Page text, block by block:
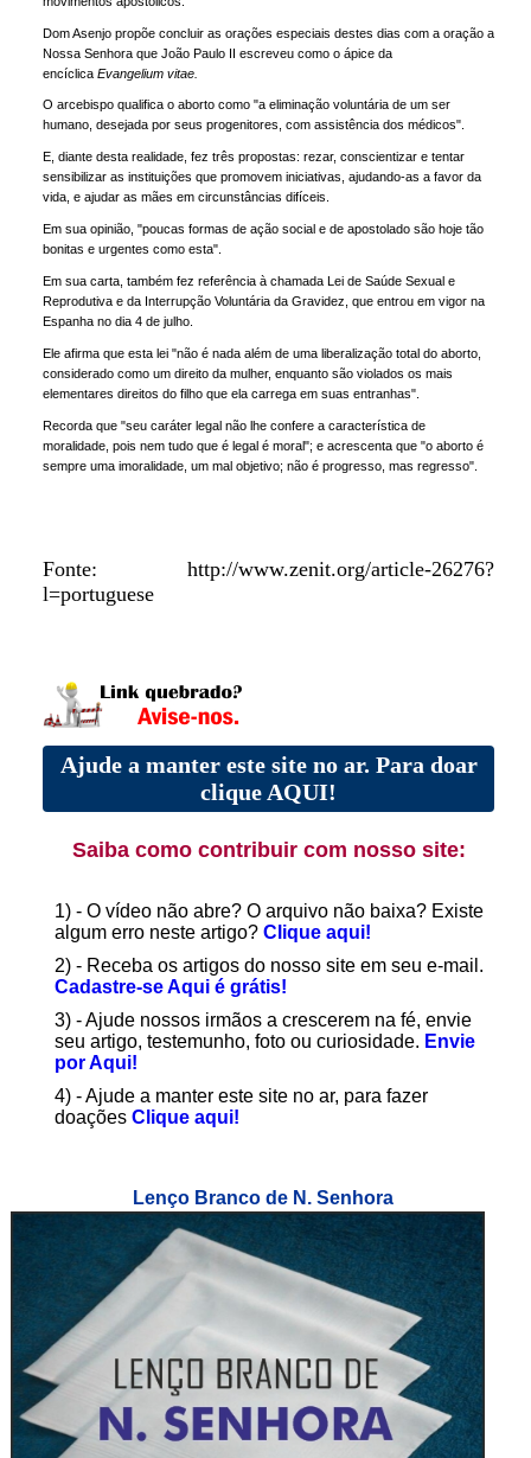
Dom Asenjo propõe concluir as orações especiais destes dias com a oração a
Nossa Senhora que João Paulo II escreveu como o ápice da
encíclica Evangelium vitae.
O arcebispo qualifica o aborto como "a eliminação voluntária de um ser
humano, desejada por seus progenitores, com assistência dos médicos".
E, diante desta realidade, fez três propostas: rezar, conscientizar e tentar
sensibilizar as instituições que promovem iniciativas, ajudando-as a favor da
vida, e ajudar as mães em circunstâncias difíceis.
Em sua opinião, "poucas formas de ação social e de apostolado são hoje tão
bonitas e urgentes como esta".
Em sua carta, também fez referência à chamada Lei de Saúde Sexual e
Reprodutiva e da Interrupção Voluntária da Gravidez, que entrou em vigor na
Espanha no dia 4 de julho.
Ele afirma que esta lei "não é nada além de uma liberalização total do aborto,
considerado como um direito da mulher, enquanto são violados os mais
elementares direitos do filho que ela carrega em suas entranhas".
Recorda que "seu caráter legal não lhe confere a característica de
moralidade, pois nem tudo que é legal é moral"; e acrescenta que "o aborto é
sempre uma imoralidade, um mal objetivo; não é progresso, mas regresso".
Fonte: http://www.zenit.org/article-26276?
l=portuguese
Ajude a manter este site no ar. Para doar
clique AQUI!
Saiba como contribuir com nosso site:
1) - O vídeo não abre? O arquivo não baixa? Existe
algum erro neste artigo? Clique aqui!
2) - Receba os artigos do nosso site em seu e-mail.
Cadastre-se Aqui é grátis!
3) - Ajude nossos irmãos a crescerem na fé, envie
seu artigo, testemunho, foto ou curiosidade. Envie
por Aqui!
4) - Ajude a manter este site no ar, para fazer
doações Clique aqui!
Lenço Branco de N. Senhora